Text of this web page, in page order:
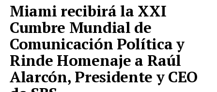
Miami recibirá la XXI
Cumbre Mundial de
Comunicación Política y
Rinde Homenaje a Raúl
Alarcón, Presidente y CEO